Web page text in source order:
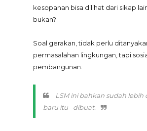
kesopanan bisa dilihat dari sikap
bukan?
Soal gerakan, tidak perlu
permasalahan lingkungan, tapi
pembangunan.
LSM ini bahkan sudah
baru itu--dibuat.